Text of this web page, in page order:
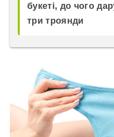
букеті, до чого
три троянди